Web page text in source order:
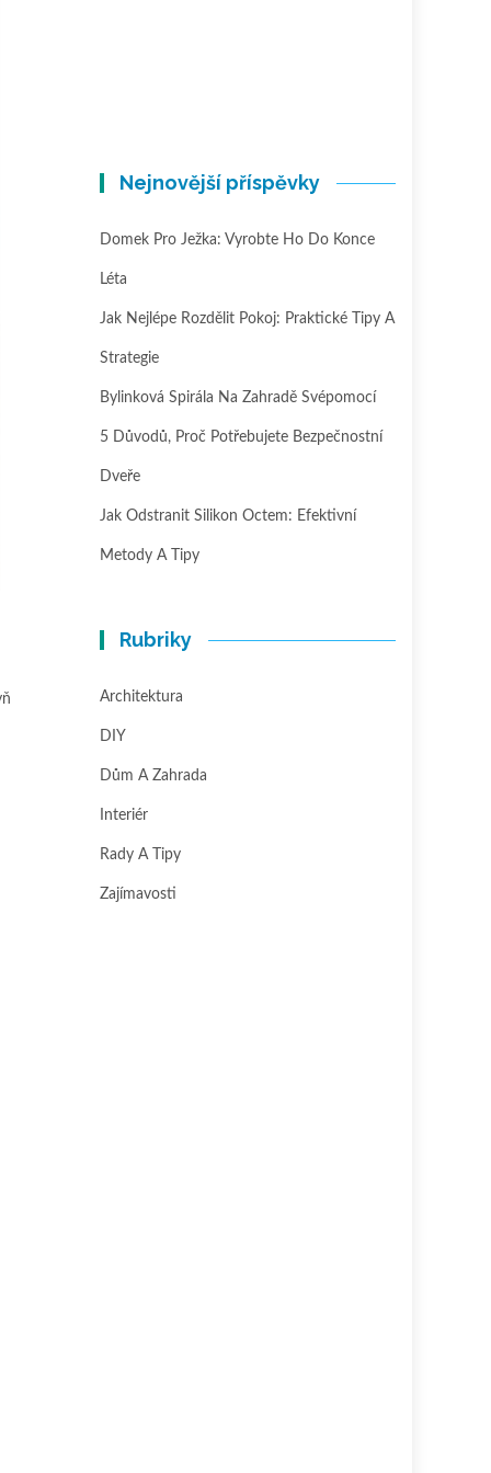
Nejnovější příspěvky
Domek Pro Ježka: Vyrobte Ho Do Konce
Léta
Jak Nejlépe Rozdělit Pokoj: Praktické Tipy A
Strategie
Bylinková Spirála Na Zahradě Svépomocí
5 Důvodů, Proč Potřebujete Bezpečnostní
Dveře
Jak Odstranit Silikon Octem: Efektivní
Metody A Tipy
Rubriky
Architektura
DIY
Dům A Zahrada
Interiér
Rady A Tipy
Zajímavosti